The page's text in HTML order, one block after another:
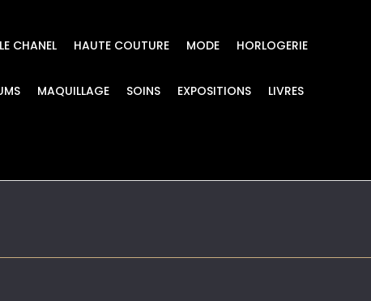
CHANEL HAUTE COUTURE MODE HORLOGERIE
MAQUILLAGE SOINS EXPOSITIONS LIVRES